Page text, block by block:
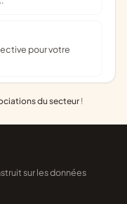
du secteur !